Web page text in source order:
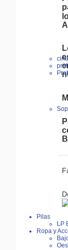
Pilas
LP
Ropa y